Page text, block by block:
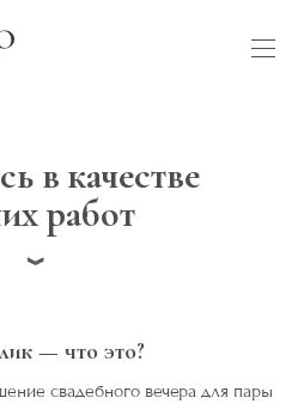
в качестве
работ
︾
— что это?
свадебного вечера для пары